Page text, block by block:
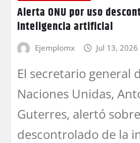
Alerta ONU por uso
inteligencia artificial
Ejemplomx Jul 13, 2026
El secretario general
Naciones Unidas,
Guterres, alertó
descontrolado de la